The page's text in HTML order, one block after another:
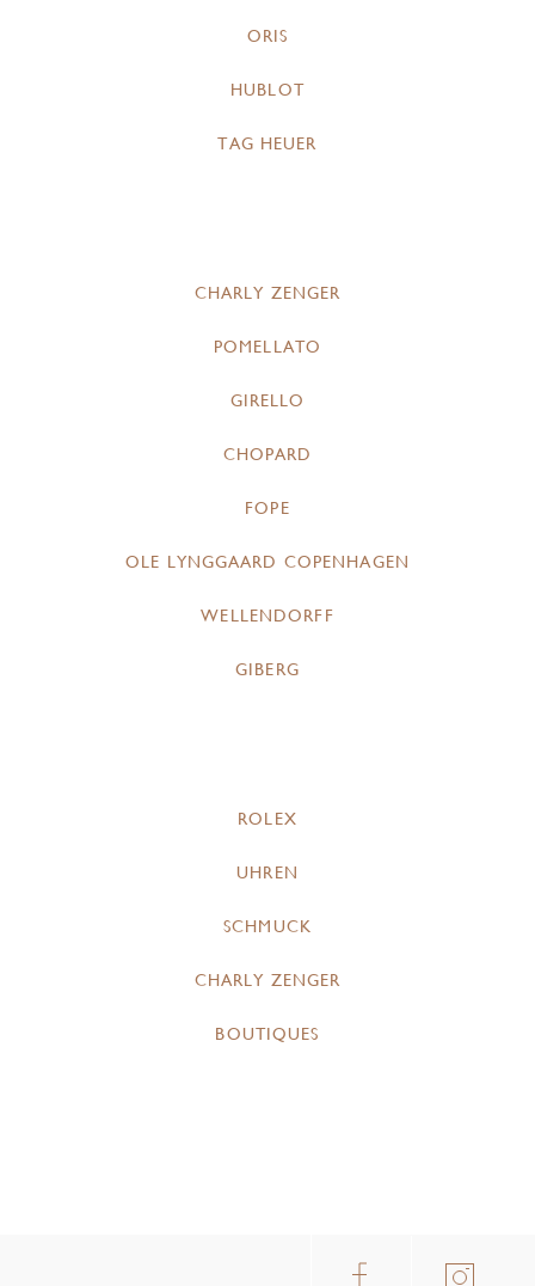
ORIS
HUBLOT
TAG HEUER
CHARLY ZENGER
POMELLATO
GIRELLO
CHOPARD
FOPE
OLE LYNGGAARD COPENHAGEN
WELLENDORFF
GIBERG
ROLEX
UHREN
SCHMUCK
CHARLY ZENGER
BOUTIQUES